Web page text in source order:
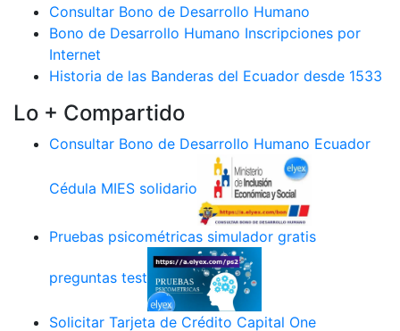
Consultar Bono de Desarrollo Humano
Bono de Desarrollo Humano Inscripciones por
Internet
Historia de las Banderas del Ecuador desde 1533
Lo + Compartido
Consultar Bono de Desarrollo Humano Ecuador
Cédula MIES solidario
Pruebas psicométricas simulador gratis
preguntas test
Solicitar Tarjeta de Crédito Capital One